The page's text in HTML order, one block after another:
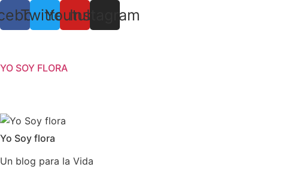
TwitterYoutubeInstagram
YO SOY FLORA
Yo Soy flora
Un blog para la Vida